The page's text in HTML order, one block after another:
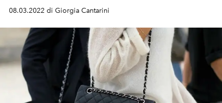
Scozia, trasformandolo da tessuto pensato per l'outdoor
a tessuto urban d'elezione per i completi Chanel
08.03.2022 di Giorgia Cantarini